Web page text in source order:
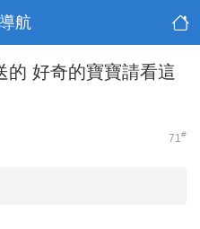
航
的 好奇的寶寶請看這
71#